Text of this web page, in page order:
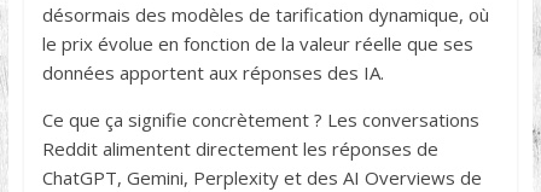
désormais des modèles de tarification dynamique, où
le prix évolue en fonction de la valeur réelle que ses
données apportent aux réponses des IA.
Ce que ça signifie concrètement ? Les conversations
Reddit alimentent directement les réponses de
ChatGPT, Gemini, Perplexity et des AI Overviews de